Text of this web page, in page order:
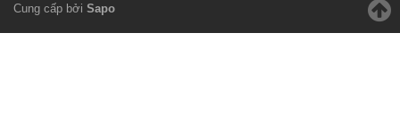
Cung cấp bởi Sapo